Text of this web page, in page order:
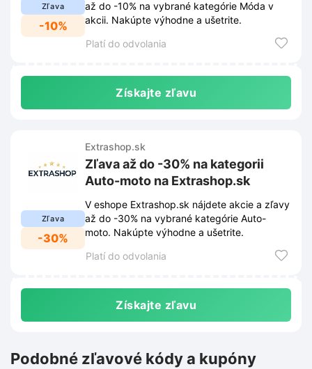
Zľava
-10%
až do -10% na vybrané kategórie Móda v
akcii. Nakúpte výhodne a ušetrite.
Platí do odvolania
Získajte zľavu
Zľava
-30%
Extrashop.sk
Zľava až do -30% na kategorii
Auto-moto na Extrashop.sk
V eshope Extrashop.sk nájdete akcie a zľavy
až do -30% na vybrané kategórie Auto-
moto. Nakúpte výhodne a ušetrite.
Platí do odvolania
Získajte zľavu
Podobné zľavové kódy a kupóny